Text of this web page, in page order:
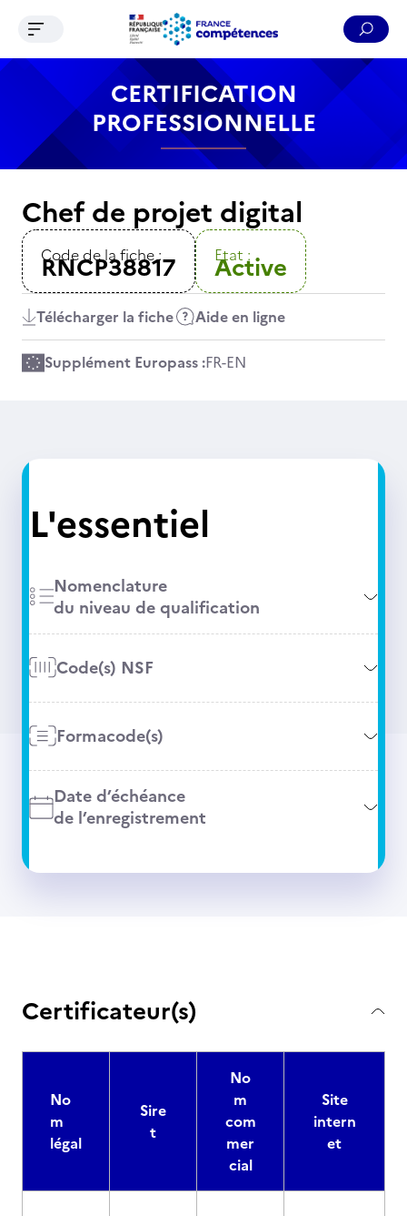
Contenu Recherche Menu Pied de page
Ouvrir le menu de navigation
CERTIFICATION
PROFESSIONNELLE
Chef de projet digital
Code de la fiche :
RNCP38817 Etat :
Active
Télécharger la fiche Aide en ligne
Supplément Europass :FR-EN
L'essentiel
Nomenclature
du niveau de qualification
Code(s) NSF
Formacode(s)
Date d’échéance
de l’enregistrement
Certificateur(s)
No
m
légal
Sire
t
No
m
com
mer
cial
Site
intern
et